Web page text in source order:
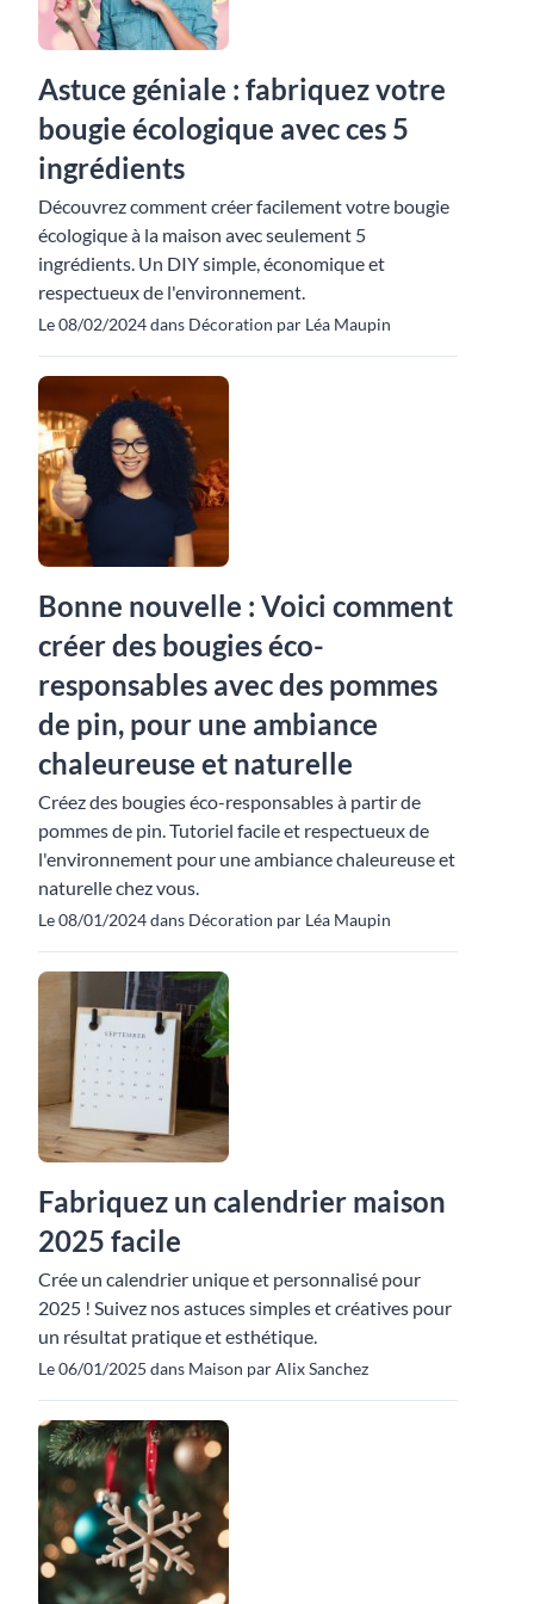
Astuce géniale : fabriquez votre
bougie écologique avec ces 5
ingrédients
Découvrez comment créer facilement votre bougie
écologique à la maison avec seulement 5
ingrédients. Un DIY simple, économique et
respectueux de l'environnement.
Le 08/02/2024 dans Décoration par Léa Maupin
Bonne nouvelle : Voici comment
créer des bougies éco-
responsables avec des pommes
de pin, pour une ambiance
chaleureuse et naturelle
Créez des bougies éco-responsables à partir de
pommes de pin. Tutoriel facile et respectueux de
l'environnement pour une ambiance chaleureuse et
naturelle chez vous.
Le 08/01/2024 dans Décoration par Léa Maupin
Fabriquez un calendrier maison
2025 facile
Crée un calendrier unique et personnalisé pour
2025 ! Suivez nos astuces simples et créatives pour
un résultat pratique et esthétique.
Le 06/01/2025 dans Maison par Alix Sanchez